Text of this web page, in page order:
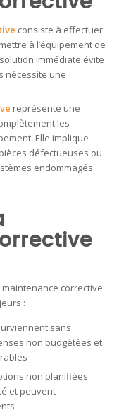
consiste à effectuer
à l’équipement de
immédiate évite
nécessite une
représente une
les
Elle implique
défectueuses ou
endommagés.
corrective
:
sans
non budgétées et
non planifiées
et peuvent